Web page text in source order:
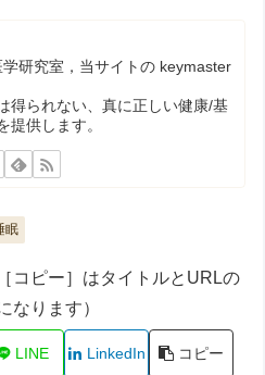
研究室，当サイトの keymaster
得られない、真に正しい健康/基
提供します。
眠
コピー］はタイトルとURLの
なります）
LINE LinkedIn コピー